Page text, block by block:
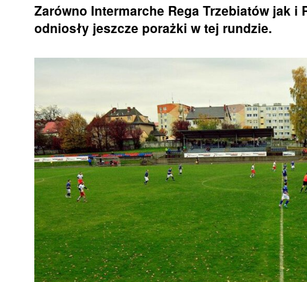
Zarówno Intermarche Rega Trzebiatów jak i
odniosły jeszcze porażki w tej rundzie.